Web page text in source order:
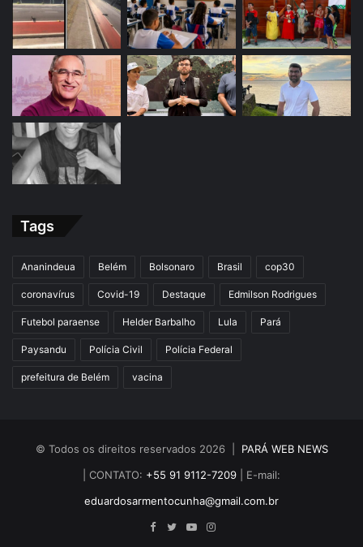
Tags
Ananindeua Belém Bolsonaro Brasil cop30
coronavírus Covid-19 Destaque Edmilson Rodrigues
Futebol paraense Helder Barbalho Lula Pará
Paysandu Polícia Civil Polícia Federal
prefeitura de Belém vacina
© Todos os direitos reservados 2026 | PARÁ WEB NEWS
| CONTATO: +55 91 9112-7209 | E-mail:
eduardosarmentocunha@gmail.com.br
Facebook
TwitterYouTubeInstagram